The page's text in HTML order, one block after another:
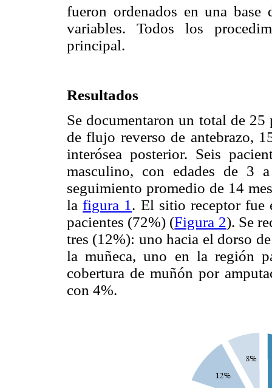
fueron ordenados en una
variables. Todos los
principal.
Resultados
Se documentaron un total de
de flujo reverso de antebrazo,
interósea posterior. Seis
masculino, con edades de 3
seguimiento promedio de 14
lafigura 1 . El sitio receptor fue
pacientes (72%) (Figura 2). Se
tres (12%): uno hacia el dorso
la muñeca, uno en la región
cobertura de muñón por
con 4%.